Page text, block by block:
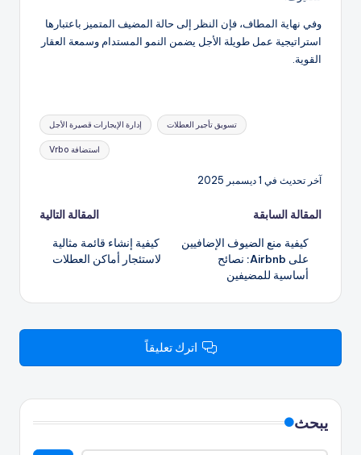
وفي نهاية المطاف، فإن النظر إلى حالة المضيف المتميز باعتبارها
استراتيجية عمل طويلة الأجل يضمن النمو المستدام وسمعة العقار
القوية.
إدارة الإيجارات قصيرة الأجل تسويق تأجير العطلات
استضافة Vrbo
آخر تحديث في 1 ديسمبر 2025
تصفّح
المقالات
المقالة السابقة
كيفية منع الضيوف الإضافيين
على Airbnb: نصائح
أساسية للمضيفين
المقالة التالية
كيفية إنشاء قائمة مثالية
لاستئجار أماكن العطلات
اترك تعليقاً
يبحث